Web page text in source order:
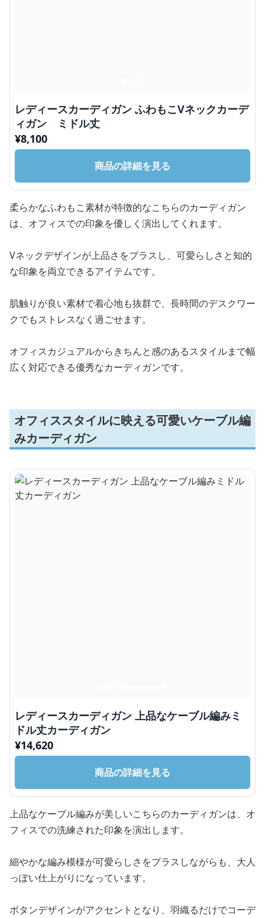
レディースカーディガン ふわもこVネックカーデ
ィガン ミドル丈
¥8,100
商品の詳細を見る
柔らかなふわもこ素材が特徴的なこちらのカーディガン
は、オフィスでの印象を優しく演出してくれます。
Vネックデザインが上品さをプラスし、可愛らしさと知的
な印象を両立できるアイテムです。
肌触りが良い素材で着心地も抜群で、長時間のデスクワー
クでもストレスなく過ごせます。
オフィスカジュアルからきちんと感のあるスタイルまで幅
広く対応できる優秀なカーディガンです。
オフィススタイルに映える可愛いケーブル編
みカーディガン
レディースカーディガン 上品なケーブル編みミ
ドル丈カーディガン
¥14,620
商品の詳細を見る
上品なケーブル編みが美しいこちらのカーディガンは、オ
フィスでの洗練された印象を演出します。
細やかな編み模様が可愛らしさをプラスしながらも、大人
っぽい仕上がりになっています。
ボタンデザインがアクセントとなり、羽織るだけでコーデ